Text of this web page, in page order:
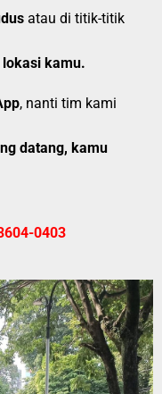
atau di titik-titik
kamu.
, nanti tim kami
datang, kamu
0403